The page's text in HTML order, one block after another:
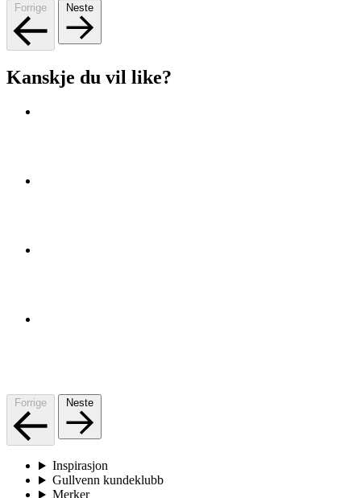
Forrige Neste
Kanskje du vil like?
Forrige Neste
Inspirasjon
Gullvenn kundeklubb
Merker